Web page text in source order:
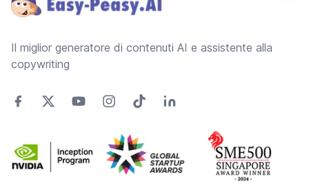
Il miglior generatore di contenuti AI e assistente alla
copywriting